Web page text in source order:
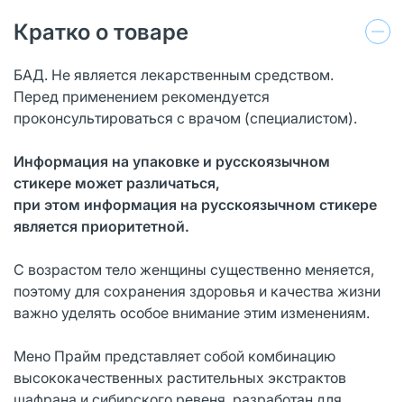
Кратко о товаре
БАД. Не является лекарственным средством.
Перед применением рекомендуется
проконсультироваться с врачом (специалистом).
Информация на упаковке и русскоязычном
стикере может различаться,
при этом информация на русскоязычном стикере
является приоритетной.
С возрастом тело женщины существенно меняется,
поэтому для сохранения здоровья и качества жизни
важно уделять особое внимание этим изменениям.
Мено Прайм представляет собой комбинацию
высококачественных растительных экстрактов